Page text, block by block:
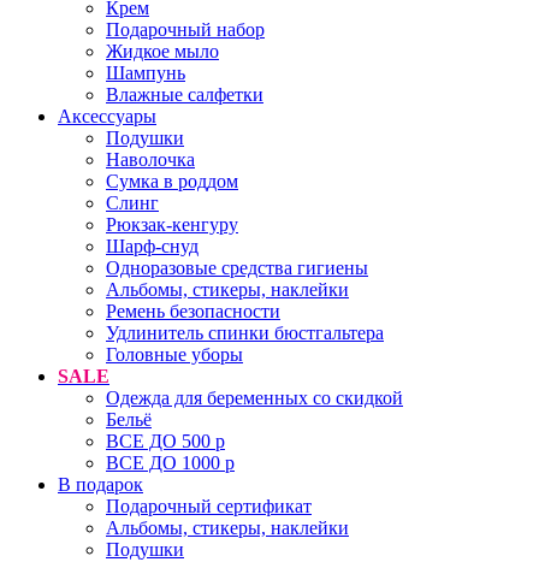
Крем
Подарочный набор
Жидкое мыло
Шампунь
Влажные салфетки
Аксессуары
Подушки
Наволочка
Сумка в роддом
Cлинг
Рюкзак-кенгуру
Шарф-снуд
Одноразовые средства гигиены
Альбомы, стикеры, наклейки
Ремень безопасности
Удлинитель спинки бюстгальтера
Головные уборы
SALE
Одежда для беременных со скидкой
Бельё
ВСЕ ДО 500 р
ВСЕ ДО 1000 р
В подарок
Подарочный сертификат
Альбомы, стикеры, наклейки
Подушки